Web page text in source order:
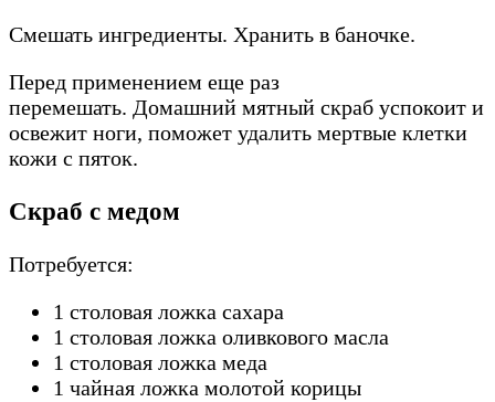
Смешать ингредиенты. Хранить в баночке.
Перед применением еще раз
перемешать. Домашний мятный скраб успокоит и
освежит ноги, поможет удалить мертвые клетки
кожи с пяток.
Скраб с медом
Потребуется:
1 столовая ложка сахара
1 столовая ложка оливкового масла
1 столовая ложка меда
1 чайная ложка молотой корицы